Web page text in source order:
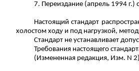
7. Переиздание (апрель 1994
Настоящий стандарт
холостом ходу и под нагрузкой,
Стандарт не устанавливает
Требования настоящего
(Измененная редакция, Изм. N